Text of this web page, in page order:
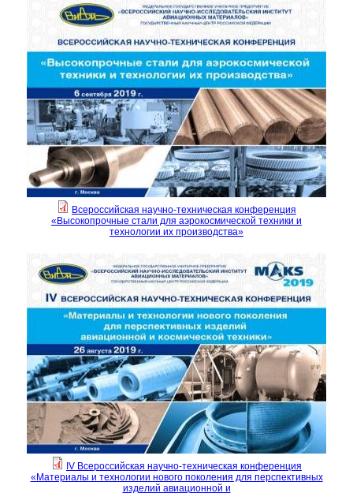
Всероссийская научно-техническая конференция
«Высокопрочные стали для аэрокосмической техники и
технологии их производства»
IV Всероссийская научно-техническая конференция
«Материалы и технологии нового поколения для перспективных
изделий авиационной и